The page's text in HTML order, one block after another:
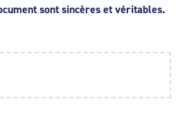
sont sincères et véritables.